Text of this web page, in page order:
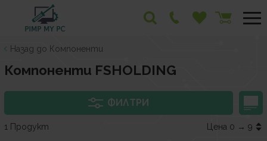
Назад до Компоненти
Компоненти FSHOLDING
ФИЛТРИ
1 Продукт Цена 0 → 9